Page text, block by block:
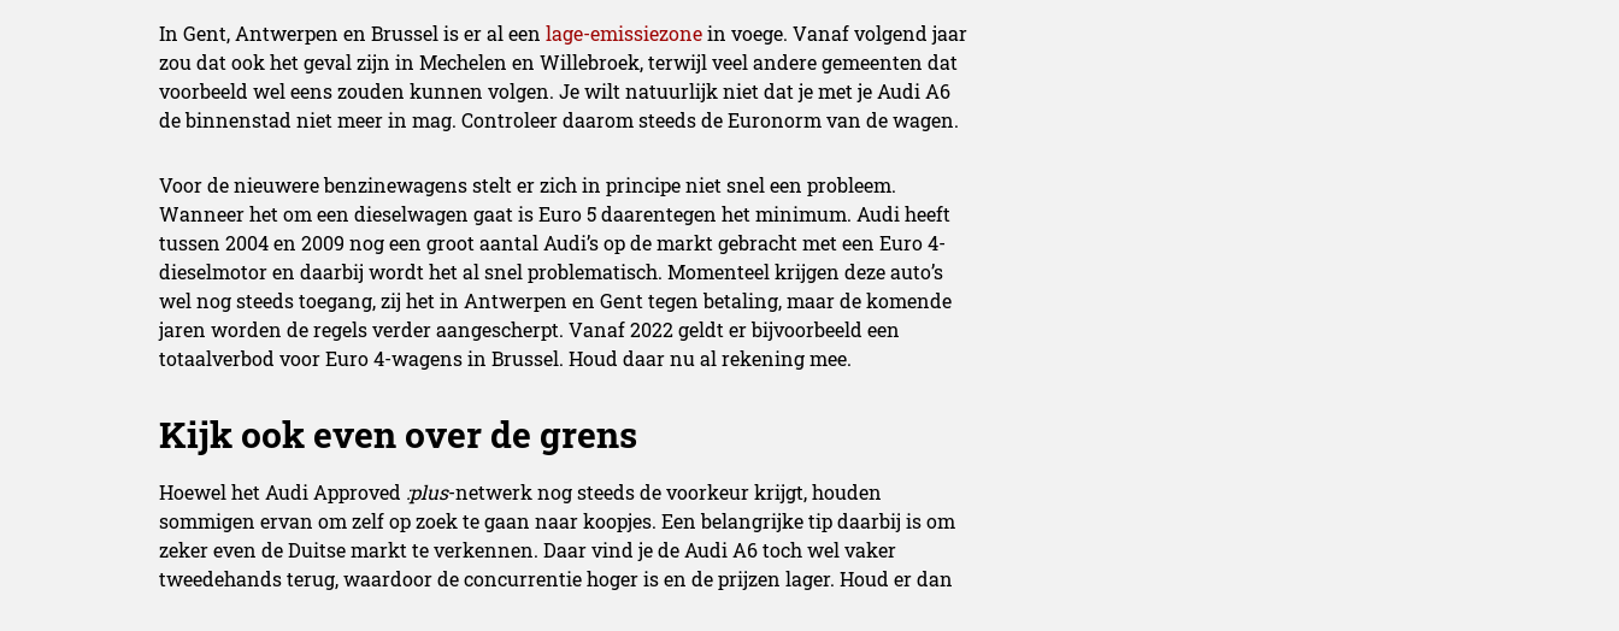
In Gent, Antwerpen en Brussel is er al een lage-emissiezonein voege. Vanaf volgend jaar
zou dat ook het geval zijn in Mechelen en Willebroek, terwijl veel andere gemeenten dat
voorbeeld wel eens zouden kunnen volgen. Je wilt natuurlijk niet dat je met je Audi A6
de binnenstad niet meer in mag. Controleer daarom steeds de Euronorm van de wagen.
Voor de nieuwere benzinewagens stelt er zich in principe niet snel een probleem.
Wanneer het om een dieselwagen gaat is Euro 5 daarentegen het minimum. Audi heeft
tussen 2004 en 2009 nog een groot aantal Audi’s op de markt gebracht met een Euro 4-
dieselmotor en daarbij wordt het al snel problematisch. Momenteel krijgen deze auto’s
wel nog steeds toegang, zij het in Antwerpen en Gent tegen betaling, maar de komende
jaren worden de regels verder aangescherpt. Vanaf 2022 geldt er bijvoorbeeld een
totaalverbod voor Euro 4-wagens in Brussel. Houd daar nu al rekening mee.
Kijk ook even over de grens
Hoewel het Audi Approved :plus-netwerk nog steeds de voorkeur krijgt, houden
sommigen ervan om zelf op zoek te gaan naar koopjes. Een belangrijke tip daarbij is om
zeker even de Duitse markt te verkennen. Daar vind je de Audi A6 toch wel vaker
tweedehands terug, waardoor de concurrentie hoger is en de prijzen lager. Houd er dan